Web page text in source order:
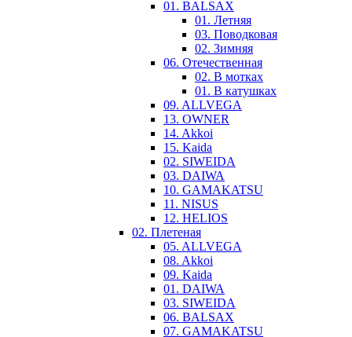
01. BALSAX
01. Летняя
03. Поводковая
02. Зимняя
06. Отечественная
02. В мотках
01. В катушках
09. ALLVEGA
13. OWNER
14. Akkoi
15. Kaida
02. SIWEIDA
03. DAIWA
10. GAMAKATSU
11. NISUS
12. HELIOS
02. Плетеная
05. ALLVEGA
08. Akkoi
09. Kaida
01. DAIWA
03. SIWEIDA
06. BALSAX
07. GAMAKATSU